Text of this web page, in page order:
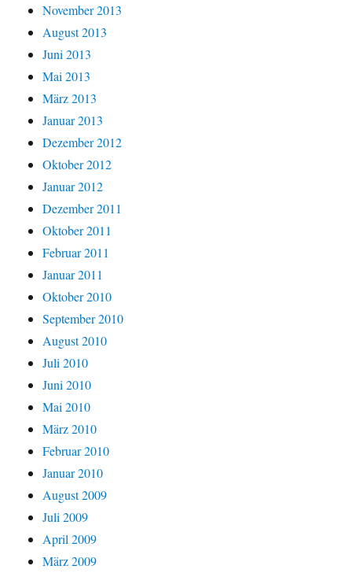
November 2013
August 2013
Juni 2013
Mai 2013
März 2013
Januar 2013
Dezember 2012
Oktober 2012
Januar 2012
Dezember 2011
Oktober 2011
Februar 2011
Januar 2011
Oktober 2010
September 2010
August 2010
Juli 2010
Juni 2010
Mai 2010
März 2010
Februar 2010
Januar 2010
August 2009
Juli 2009
April 2009
März 2009